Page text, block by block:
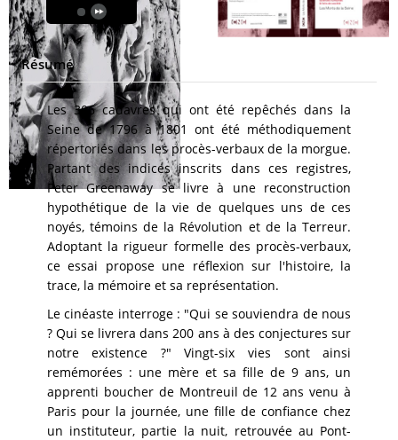
Résumé
Les 306 cadavres qui ont été repêchés dans la
Seine de 1796 à 1801 ont été méthodiquement
répertoriés dans les procès-verbaux de la morgue.
Partant des indices inscrits dans ces registres,
Peter Greenaway se livre à une reconstruction
hypothétique de la vie de quelques uns de ces
noyés, témoins de la Révolution et de la Terreur.
Adoptant la rigueur formelle des procès-verbaux,
ce essai propose une réflexion sur l'histoire, la
trace, la mémoire et sa représentation.
Le cinéaste interroge : "Qui se souviendra de nous
? Qui se livrera dans 200 ans à des conjectures sur
notre existence ?" Vingt-six vies sont ainsi
remémorées : une mère et sa fille de 9 ans, un
apprenti boucher de Montreuil de 12 ans venu à
Paris pour la journée, une fille de confiance chez
un instituteur, partie la nuit, retrouvée au Pont-